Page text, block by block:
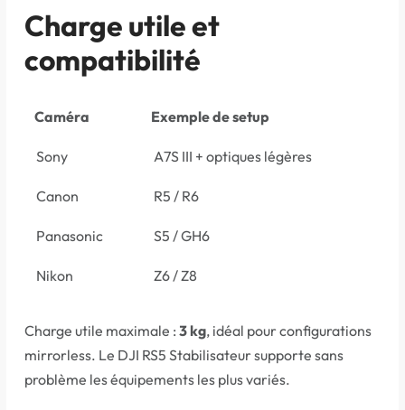
Charge utile et
compatibilité
Caméra Exemple de setup
Sony A7S III + optiques légères
Canon R5 / R6
Panasonic S5 / GH6
Nikon Z6 / Z8
Charge utile maximale : 3 kg, idéal pour configurations
mirrorless. Le DJI RS5 Stabilisateur supporte sans
problème les équipements les plus variés.